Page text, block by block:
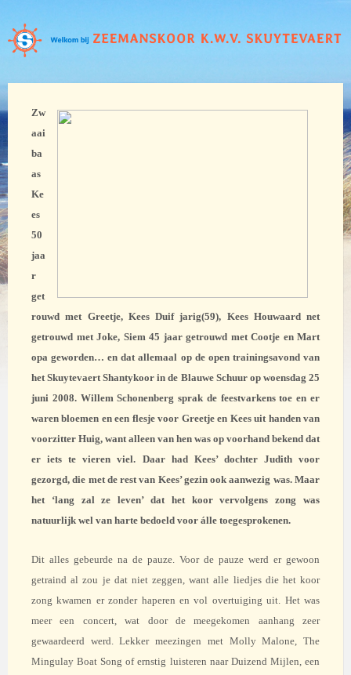
Zw
aai
ba
as
Ke
es
50
jaa
r
get
rouwd met Greetje, Kees Duif jarig(59), Kees Houwaard net
getrouwd met Joke, Siem 45 jaar getrouwd met Cootje en Mart
opa geworden… en dat allemaal op de open trainingsavond van
het Skuytevaert Shantykoor in de Blauwe Schuur op woensdag 25
juni 2008. Willem Schonenberg sprak de feestvarkens toe en er
waren bloemen en een flesje voor Greetje en Kees uit handen van
voorzitter Huig, want alleen van hen was op voorhand bekend dat
er iets te vieren viel. Daar had Kees’ dochter Judith voor
gezorgd, die met de rest van Kees’ gezin ook aanwezig was. Maar
het ‘lang zal ze leven’ dat het koor vervolgens zong was
natuurlijk wel van harte bedoeld voor álle toegesprokenen.
Dit alles gebeurde na de pauze. Voor de pauze werd er gewoon
getraind al zou je dat niet zeggen, want alle liedjes die het koor
zong kwamen er zonder haperen en vol overtuiging uit. Het was
meer een concert, wat door de meegekomen aanhang zeer
gewaardeerd werd. Lekker meezingen met Molly Malone, The
Mingulay Boat Song of ernstig luisteren naar Duizend Mijlen, een